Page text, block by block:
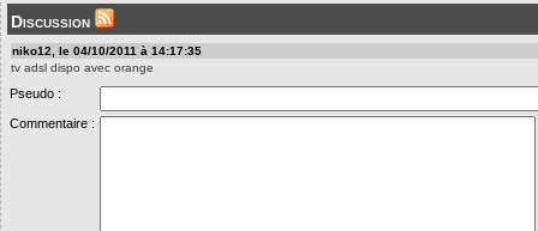
Discussion
niko12, le 04/10/2011 à 14:17:35
tv adsl dispo avec orange
Pseudo :
Commentaire :